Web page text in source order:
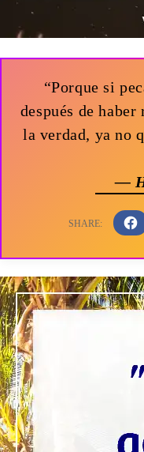
“Porque si
después de
la verdad, ya no
—